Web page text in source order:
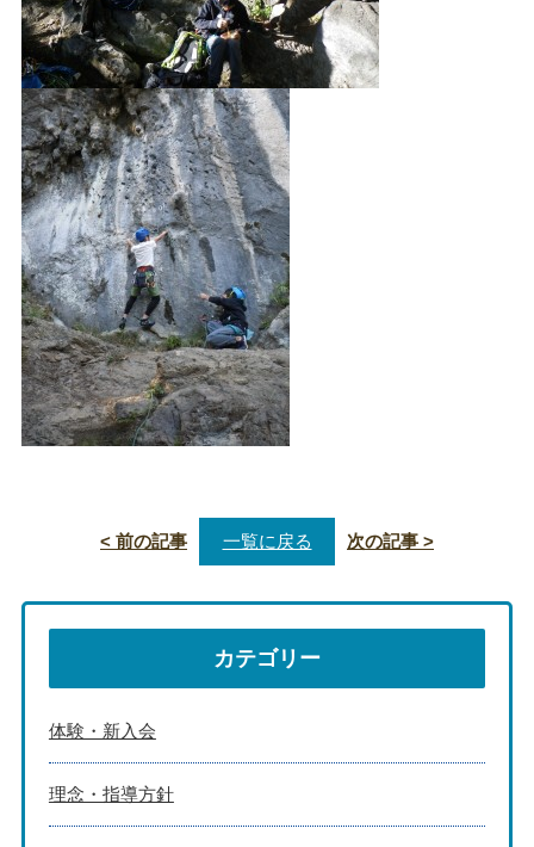
< 前の記事 一覧に戻る 次の記事 >
カテゴリー
体験・新入会
理念・指導方針